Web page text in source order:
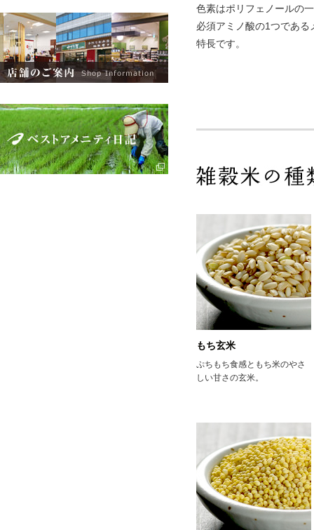
色素はポリフェノールの
必須アミノ酸の1つであ
特長です。
もち玄米
ぷちもち食感ともち米のやさ
しい甘さの玄米。